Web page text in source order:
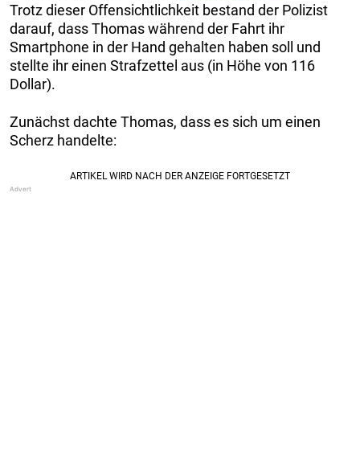
Trotz dieser Offensichtlichkeit bestand der Polizist
darauf, dass Thomas während der Fahrt ihr
Smartphone in der Hand gehalten haben soll und
stellte ihr einen Strafzettel aus (in Höhe von 116
Dollar).
Zunächst dachte Thomas, dass es sich um einen
Scherz handelte: